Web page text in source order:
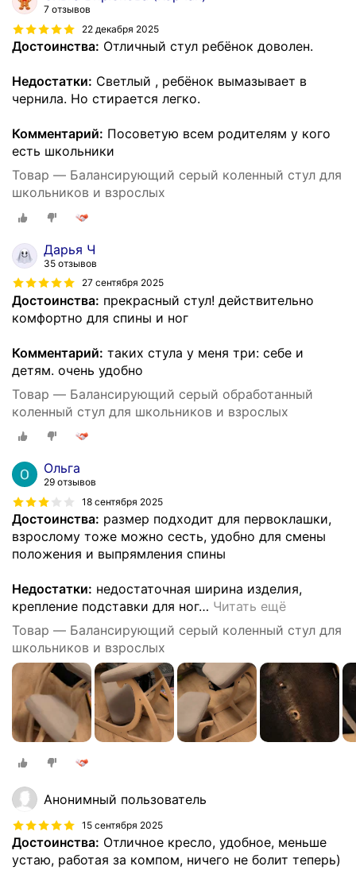
7 отзывов
22 декабря 2025
Достоинства: Отличный стул ребёнок доволен.
Недостатки: Светлый , ребёнок вымазывает в
чернила. Но стирается легко.
Комментарий: Посоветую всем родителям у кого
есть школьники
Товар — Балансирующий серый коленный стул для
школьников и взрослых
Дарья Ч
35 отзывов
27 сентября 2025
Достоинства: прекрасный стул! действительно
комфортно для спины и ног
Комментарий: таких стула у меня три: себе и
детям. очень удобно
Товар — Балансирующий серый обработанный
коленный стул для школьников и взрослых
Ольга
29 отзывов
18 сентября 2025
Достоинства: размер подходит для первоклашки,
взрослому тоже можно сесть, удобно для смены
положения и выпрямления спины
Недостатки: недостаточная ширина изделия,
крепление подставки для ног… Читать ещё
Товар — Балансирующий серый коленный стул для
школьников и взрослых
Анонимный пользователь
15 сентября 2025
Достоинства: Отличное кресло, удобное, меньше
устаю, работая за компом, ничего не болит теперь)